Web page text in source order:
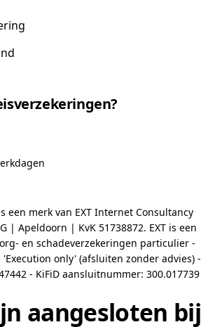
een merk van EXT Internet Consultancy
| Apeldoorn | KvK 51738872. EXT is een
en schadeverzekeringen particulier -
only' (afsluiten zonder advies) -
- KiFiD aansluitnummer: 300.017739
aangesloten bij